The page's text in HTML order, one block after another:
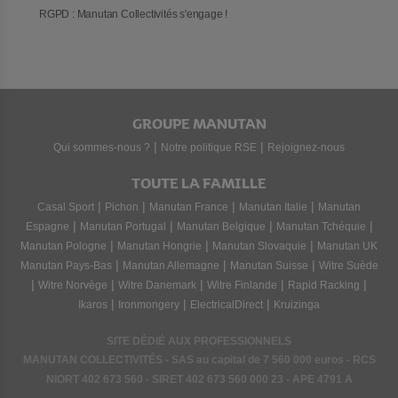
RGPD : Manutan Collectivités s'engage !
GROUPE MANUTAN
Qui sommes-nous ? | Notre politique RSE | Rejoignez-nous
TOUTE LA FAMILLE
Casal Sport | Pichon | Manutan France | Manutan Italie | Manutan
Espagne | Manutan Portugal | Manutan Belgique | Manutan Tchéquie |
Manutan Pologne | Manutan Hongrie | Manutan Slovaquie | Manutan UK
Manutan Pays-Bas | Manutan Allemagne | Manutan Suisse | Witre Suède
| Witre Norvège | Witre Danemark | Witre Finlande | Rapid Racking |
Ikaros | Ironmongery | ElectricalDirect | Kruizinga
SITE DÉDIÉ AUX PROFESSIONNELS
MANUTAN COLLECTIVITÉS - SAS au capital de 7 560 000 euros - RCS
NIORT 402 673 560 - SIRET 402 673 560 000 23 - APE 4791 A